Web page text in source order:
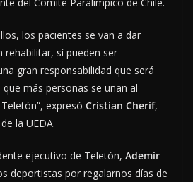
los pacientes se van a dar
rehabilitar, sí pueden ser
gran responsabilidad que será
más personas se unan al
expresó Cristian Cherif,
la UEDA.
ejecutivo de Teletón, Ademir
deportistas por regalarnos días de